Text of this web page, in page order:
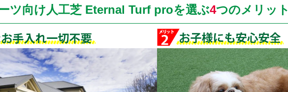
ツ向け人工芝 Eternal Turf proを選ぶ4つのメリット